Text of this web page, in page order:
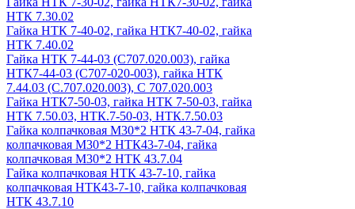
НТК 7.30.02
Гайка НТК 7-40-02, гайка НТК7-40-02, гайка
НТК 7.40.02
Гайка НТК 7-44-03 (С707.020.003), гайка
НТК7-44-03 (С707-020-003), гайка НТК
7.44.03 (С.707.020.003), С 707.020.003
Гайка НТК7-50-03, гайка НТК 7-50-03, гайка
НТК 7.50.03, НТК.7-50-03, НТК.7.50.03
Гайка колпачковая М30*2 НТК 43-7-04, гайка
колпачковая М30*2 НТК43-7-04, гайка
колпачковая М30*2 НТК 43.7.04
Гайка колпачковая НТК 43-7-10, гайка
колпачковая НТК43-7-10, гайка колпачковая
НТК 43.7.10